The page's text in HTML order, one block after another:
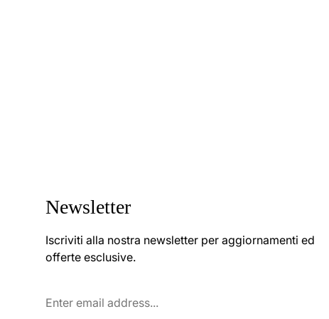
Newsletter
Iscriviti alla nostra newsletter per aggiornamenti ed
offerte esclusive.
email